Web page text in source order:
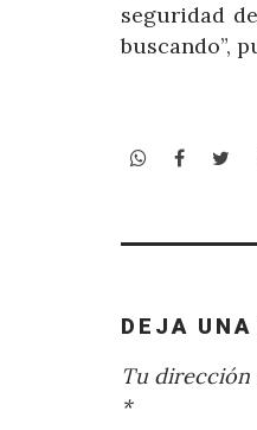
seguridad
buscando”,
WhatsApp
DEJA
Tu dirección
*